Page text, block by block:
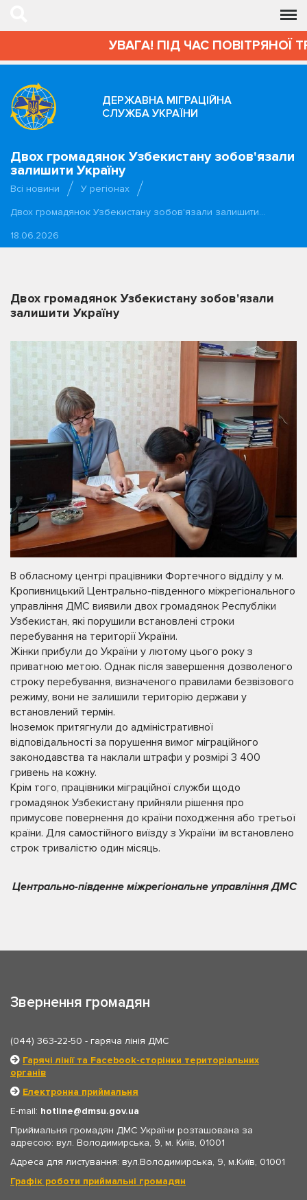
УВАГА! ПІД ЧАС ПОВІТРЯНОЇ
ДЕРЖАВНА МІГРАЦІЙНА
СЛУЖБА УКРАЇНИ
Двох громадянок Узбекистану зобов'язали
залишити Україну
Всі новини
У регіонах
Двох громадянок Узбекистану зобов'язали залишити…
18.06.2026
Двох громадянок Узбекистану зобов'язали
залишити Україну
В обласному центрі працівники Фортечного відділу у м.
Кропивницький Центрально-південного міжрегіонального
управління ДМС виявили двох громадянок Республіки
Узбекистан, які порушили встановлені строки
перебування на території України.
Жінки прибули до України у лютому цього року з
приватною метою. Однак після завершення дозволеного
строку перебування, визначеного правилами безвізового
режиму, вони не залишили територію держави у
встановлений термін.
Іноземок притягнули до адміністративної
відповідальності за порушення вимог міграційного
законодавства та наклали штрафи у розмірі 3 400
гривень на кожну.
Крім того, працівники міграційної служби щодо
громадянок Узбекистану прийняли рішення про
примусове повернення до країни походження або третьої
країни. Для самостійного виїзду з України їм встановлено
строк тривалістю один місяць.
Центрально-південне міжрегіональне управління ДМС
Звернення громадян
(044) 363-22-50 - гаряча лінія ДМС
Гарячі лінії та Facebook-сторінки територіальних
органів
Електронна приймальня
E-mail: hotline
dmsu.gov.ua
Приймальня громадян ДМС України розташована за
адресою: вул. Володимирська, 9, м. Київ, 01001
Адреса для листування: вул.Володимирська, 9, м.Київ, 01001
Графік роботи приймальні громадян